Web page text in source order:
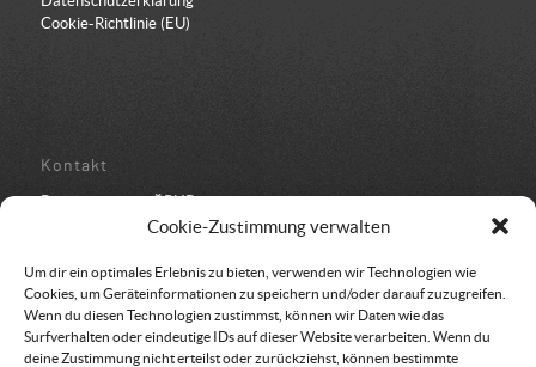
Cookie-Zustimmung verwalten
Um dir ein optimales Erlebnis zu bieten, verwenden wir Technologien wie
Cookies, um Geräteinformationen zu speichern und/oder darauf zuzugreifen.
Wenn du diesen Technologien zustimmst, können wir Daten wie das
Surfverhalten oder eindeutige IDs auf dieser Website verarbeiten. Wenn du
deine Zustimmung nicht erteilst oder zurückziehst, können bestimmte
Cookie-Richtlinie (EU)
Kontakt
Bundesbüro der ÖRHB
Schulstraße 443
05 94 500 152
office@oerhb.at